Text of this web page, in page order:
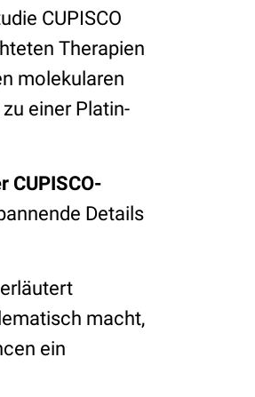
CUPISCO
Therapien
molekularen
einer Platin-
CUPISCO-
Details
macht,
ein